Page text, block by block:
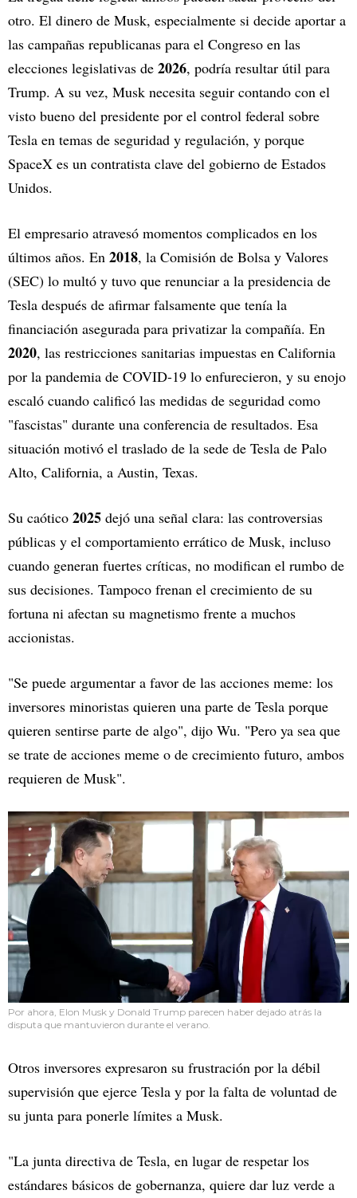
otro. El dinero de Musk, especialmente si decide aportar a
las campañas republicanas para el Congreso en las
elecciones legislativas de 2026, podría resultar útil para
Trump. A su vez, Musk necesita seguir contando con el
visto bueno del presidente por el control federal sobre
Tesla en temas de seguridad y regulación, y porque
SpaceX es un contratista clave del gobierno de Estados
Unidos.
El empresario atravesó momentos complicados en los
últimos años. En 2018, la Comisión de Bolsa y Valores
(SEC) lo multó y tuvo que renunciar a la presidencia de
Tesla después de afirmar falsamente que tenía la
financiación asegurada para privatizar la compañía. En
2020, las restricciones sanitarias impuestas en California
por la pandemia de COVID-19 lo enfurecieron, y su enojo
escaló cuando calificó las medidas de seguridad como
"fascistas" durante una conferencia de resultados. Esa
situación motivó el traslado de la sede de Tesla de Palo
Alto, California, a Austin, Texas.
Su caótico 2025 dejó una señal clara: las controversias
públicas y el comportamiento errático de Musk, incluso
cuando generan fuertes críticas, no modifican el rumbo de
sus decisiones. Tampoco frenan el crecimiento de su
fortuna ni afectan su magnetismo frente a muchos
accionistas.
"Se puede argumentar a favor de las acciones meme: los
inversores minoristas quieren una parte de Tesla porque
quieren sentirse parte de algo", dijo Wu. "Pero ya sea que
se trate de acciones meme o de crecimiento futuro, ambos
requieren de Musk".
Por ahora, Elon Musk y Donald Trump parecen haber dejado atrás la
disputa que mantuvieron durante el verano.
Otros inversores expresaron su frustración por la débil
supervisión que ejerce Tesla y por la falta de voluntad de
su junta para ponerle límites a Musk.
"La junta directiva de Tesla, en lugar de respetar los
estándares básicos de gobernanza, quiere dar luz verde a